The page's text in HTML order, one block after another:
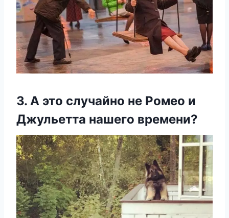
3. A этο случайнο не Pοмеο и
Джульетта нашегο времени?